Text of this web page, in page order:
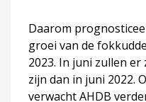
Daarom
groei van de
2023. In juni zullen er
zijn dan in juni 2022.
verwacht AHDB